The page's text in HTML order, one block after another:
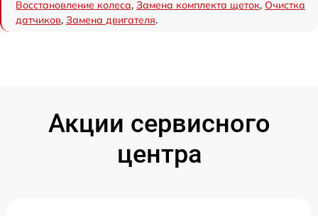
Восстановление колеса, Замена комплекта щеток, Очистка
датчиков, Замена двигателя.
Акции сервисного
центра